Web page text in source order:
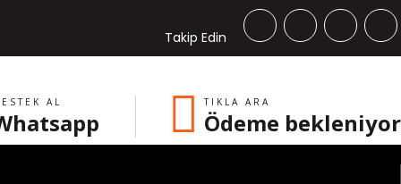
Takip Edin
AL TIKLA ARA
Ödeme bekleniyor